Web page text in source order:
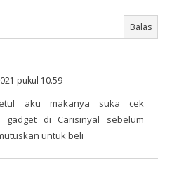
Balas
pukul 10.59
aku makanya suka cek
gadget di Carisinyal sebelum
untuk beli